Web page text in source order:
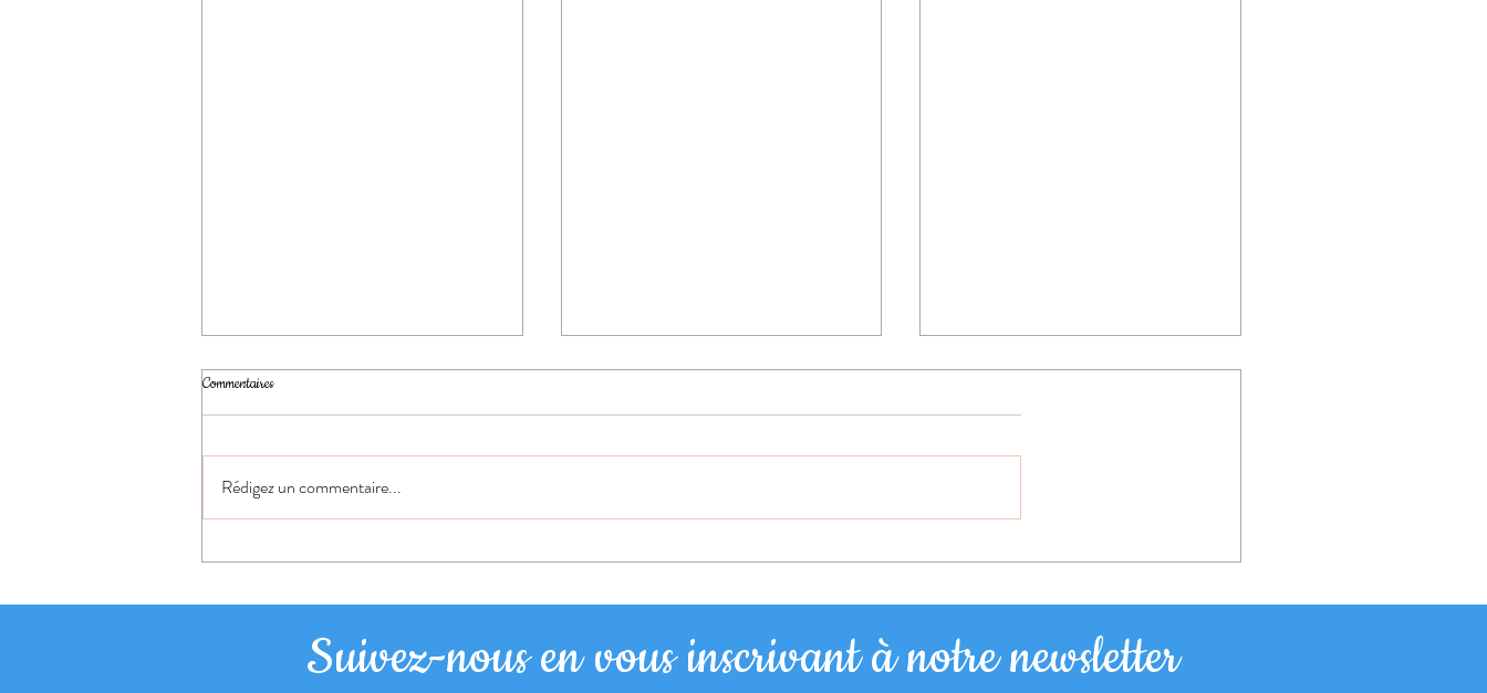
Citation du jour Citation du jour Citation du jour
Commentaires
Rédigez un commentaire...
Suivez-nous en vous inscrivant à notre newsletter